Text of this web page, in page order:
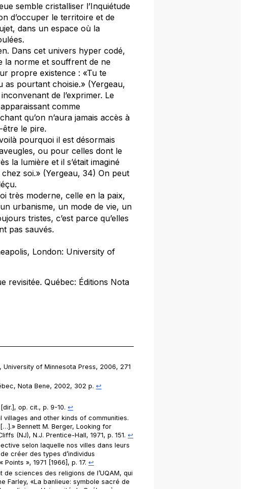
semble cristalliser l’Inquiétude
d’occuper le territoire et de
dans un espace où la
Dans cet univers hyper codé,
la norme et souffrent de ne
propre existence : «Tu te
as pourtant choisie.» (Yergeau,
de l’exprimer. Le
comme
qu’on n’aura jamais accès à
être le pire.
pourquoi il est désormais
ou pour celles dont le
la lumière et il s’était imaginé
soi.» (Yergeau, 34) On peut
très moderne, celle en la paix,
urbanisme, un mode de vie, un
tristes, c’est parce qu’elles
pas sauvés.
London: University of
revisitée. Québec: Éditions Nota
University of Minnesota Press, 2006, 271
Nota Bene, 2002, 302 p.↩︎
[dir.],op. cit., p. 9-10.↩︎
villages and other kinds of communities.
Bennett M. Berger,Looking for
(NJ), N.J. Prentice-Hall, 1971, p. 151.↩︎
selon laquelle nos villes dans leurs
créer des types d’individus
Points », 1971 [1966], p. 17.↩︎
sciences des religions de l’UQAM, qui
Farley, «La banlieue: symbole sacré de